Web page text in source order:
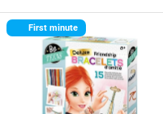
First minute